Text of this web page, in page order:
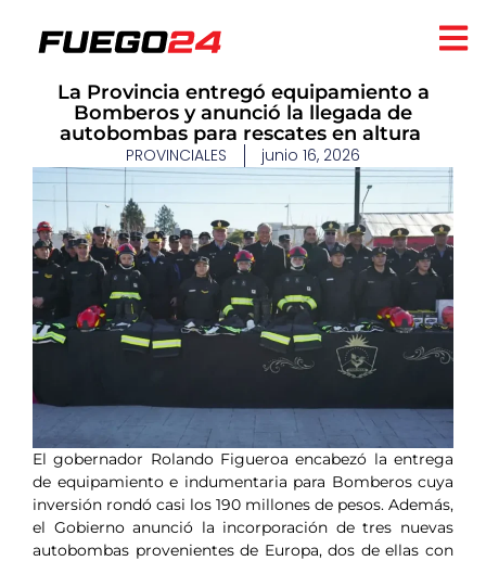
​La Provincia entregó equipamiento a
Bomberos y anunció la llegada de
autobombas para rescates en altura ​
PROVINCIALES junio 16, 2026
El gobernador Rolando Figueroa encabezó la entrega
de equipamiento e indumentaria para Bomberos cuya
inversión rondó casi los 190 millones de pesos. Además,
el Gobierno anunció la incorporación de tres nuevas
autobombas provenientes de Europa, dos de ellas con